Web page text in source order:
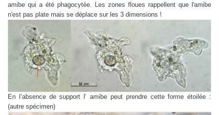
amibe qui a été phagocytée. Les zones floues rappellent que l'amibe
n'est pas plate mais se déplace sur les 3 dimensions !
En l’absence de support l’ amibe peut prendre cette forme étoilée :
(autre spécimen)